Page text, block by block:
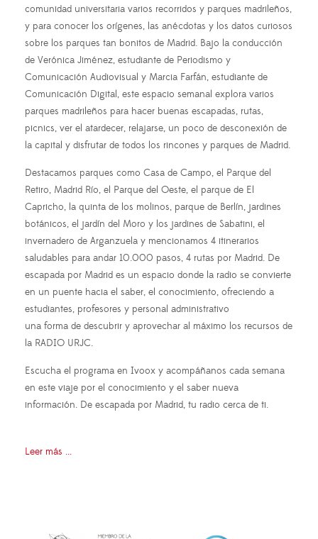
comunidad universitaria varios recorridos y parques madrileños,
y para conocer los orígenes, las anécdotas y los datos curiosos
sobre los parques tan bonitos de Madrid. Bajo la conducción
de Verónica Jiménez, estudiante de Periodismo y
Comunicación Audiovisual y Marcia Farfán, estudiante de
Comunicación Digital, este espacio semanal explora varios
parques madrileños para hacer buenas escapadas, rutas,
picnics, ver el atardecer, relajarse, un poco de desconexión de
la capital y disfrutar de todos los rincones y parques de Madrid.
Destacamos parques como Casa de Campo, el Parque del
Retiro, Madrid Río, el Parque del Oeste, el parque de El
Capricho, la quinta de los molinos, parque de Berlín, jardines
botánicos, el jardín del Moro y los jardines de Sabatini, el
invernadero de Arganzuela y mencionamos 4 itinerarios
saludables para andar 10.000 pasos, 4 rutas por Madrid. De
escapada por Madrid es un espacio donde la radio se convierte
en un puente hacia el saber, el conocimiento, ofreciendo a
estudiantes, profesores y personal administrativo
una forma de descubrir y aprovechar al máximo los recursos de
la RADIO URJC.
Escucha el programa en Ivoox y acompáñanos cada semana
en este viaje por el conocimiento y el saber nueva
información. De escapada por Madrid, tu radio cerca de ti.
Leer más ...